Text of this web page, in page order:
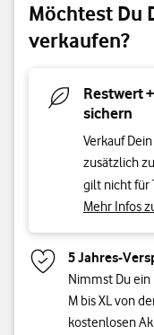
Möchtest Du
verkaufen?
Restwert
sichern
Verkauf
zusätzlich
gilt nicht für
Mehr Infos
5 Jahres-
Nimmst Du
M bis XL von
kostenlosen